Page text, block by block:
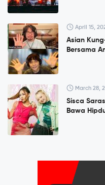
April 15,
Asian
Bersama
March 28,
Sisca
Bawa